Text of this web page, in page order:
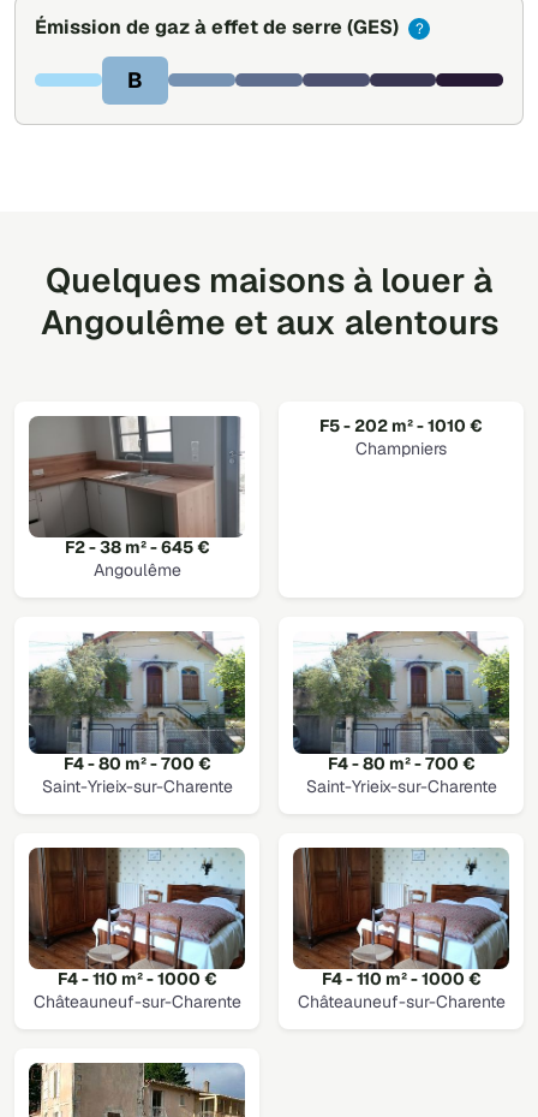
Émission de gaz à effet de serre (GES) ?
B
Quelques maisons à louer à
Angoulême et aux alentours
F2 - 38 m² - 645 €
Angoulême
F5 - 202 m² - 1010 €
Champniers
F4 - 80 m² - 700 €
Saint-Yrieix-sur-Charente
F4 - 80 m² - 700 €
Saint-Yrieix-sur-Charente
F4 - 110 m² - 1000 €
Châteauneuf-sur-Charente
F4 - 110 m² - 1000 €
Châteauneuf-sur-Charente